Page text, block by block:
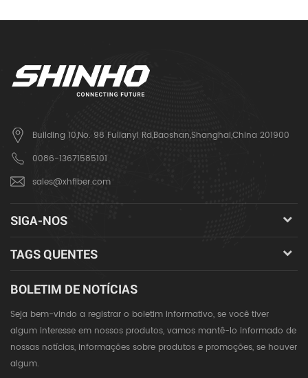
Building 10,No. 98 Fulianyi Rd,Baoshan,Shanghai,China 201900
0086-13671585101
sales@xhfiber.com
SIGA-NOS
TAGS QUENTES
BOLETIM DE NOTÍCIAS
Seja bem-vindo a registrar o boletim informativo, se você tiver
algum interesse em nossos produtos, vamos mantê-lo informado de
nossas notícias, informações sobre produtos e promoções, se houver
algum.